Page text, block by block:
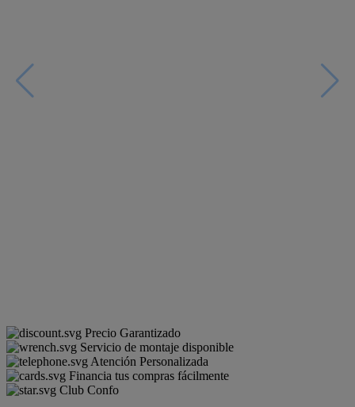
Precio Garantizado
Servicio de montaje disponible
Atención Personalizada
Financia tus compras fácilmente
Club Confo